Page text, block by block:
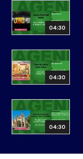
04:30
04:30
04:30